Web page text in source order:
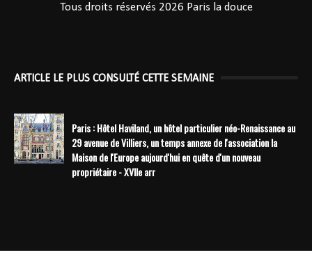
Tous droits réservés 2026 Paris la douce
ARTICLE LE PLUS CONSULTÉ CETTE SEMAINE
Paris : Hôtel Haviland, un hôtel particulier néo-Renaissance au
29 avenue de Villiers, un temps annexe de l'association la
Maison de l'Europe aujourd'hui en quête d'un nouveau
propriétaire - XVIIe arr